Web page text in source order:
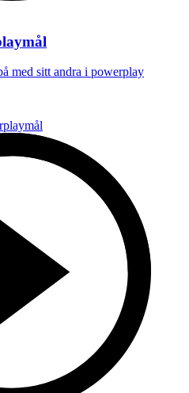
med sitt andra i powerplay